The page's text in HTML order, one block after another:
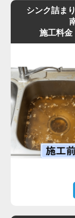
シンク詰ま
施工料金